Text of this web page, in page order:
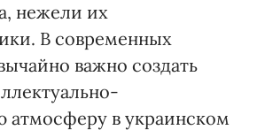
нежели их
В современных
важно создать
атмосферу в украинском